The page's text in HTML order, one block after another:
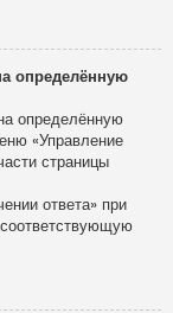
определённую
определённую
«Управление
страницы
ответа» при